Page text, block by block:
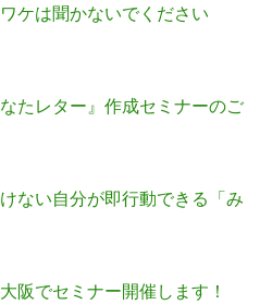
ケは聞かないでください
たレター』作成セミナーのご
ない自分が即行動できる「み
阪でセミナー開催します！